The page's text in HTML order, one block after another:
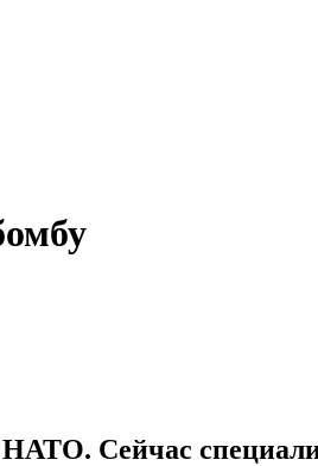
Сейчас